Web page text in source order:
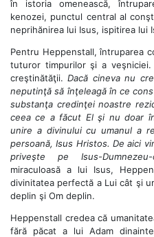
în istoria omenească,
kenozei, punctul central al
neprihănirea lui Isus, ispitirea lui
Pentru Heppenstall, întruparea
tuturor timpurilor şi a
creştinătăţii.Dacă cineva nu
neputinţă să înţeleagă în ce
substanţa credinţei noastre
ceea ce a făcut El şi nu doar
unire a divinului cu umanul a
persoană, Isus Hristos. De aici
priveşte pe Isus-Dumnezeu-
miraculoasă a lui Isus,
divinitatea perfectă a Lui cât şi
deplin şi Om deplin.
Heppenstall credea că
fără păcat a lui Adam